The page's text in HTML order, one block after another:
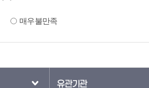
매우불만족
유관기관